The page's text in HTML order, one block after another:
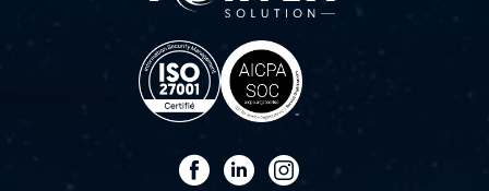
FacebookLinkedIn
Instagram